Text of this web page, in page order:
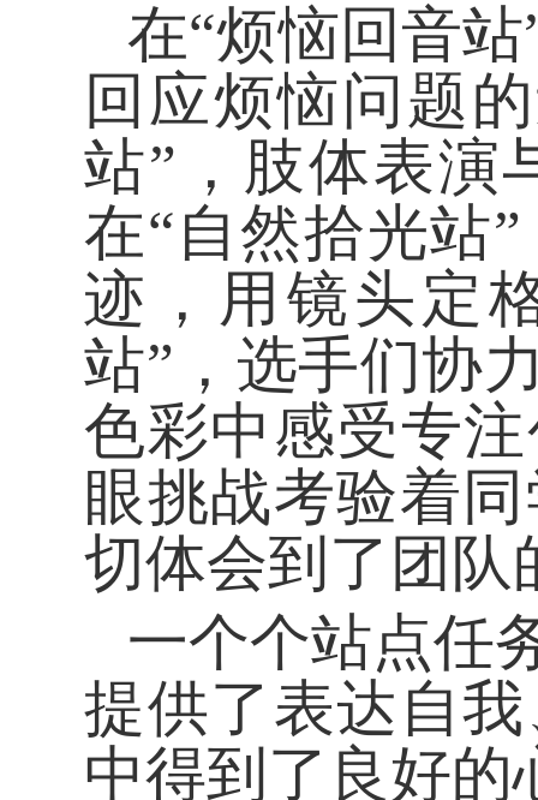
在“烦恼回音
回应烦恼问题
站”，肢体表演
在“自然拾光站
迹，用镜头定
站”，选手们协
色彩中感受专
眼挑战考验着
切体会到了团队
一个个站点任
提供了表达自
中得到了良好的